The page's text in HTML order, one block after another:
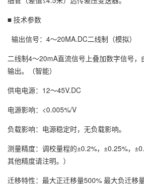
■ 技术参数
输出信号：4～20MA.DC二线制（模拟）
二线制4～20mA直流信号上叠加数字信号，
输出。（智能）
供电电源：12～45V.DC
电源影响：<0.005%/V
负载影响：电源稳定时，无负载影响。
测量精度：调校量程的±0.2%，±0.25%，
其他精度请注明。）
迁移特性：最大正迁移量500% 最大负迁移